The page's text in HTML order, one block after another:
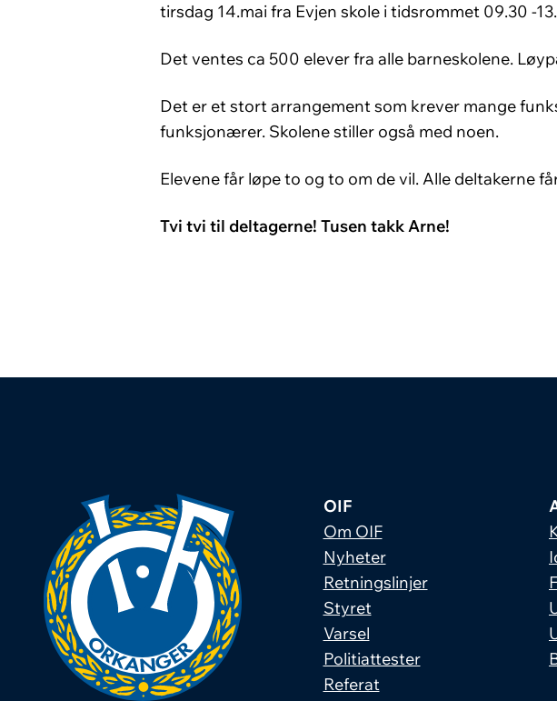
tirsdag 14.mai fra Evjen skole i tidsrommet 09.30 -
Det ventes ca 500 elever fra alle barneskolene.
Det er et stort arrangement som krever mange
funksjonærer. Skolene stiller også med noen.
Elevene får løpe to og to om de vil. Alle deltakerne
Tvi tvi til deltagerne! Tusen takk Arne!
OIF
Om OIF
Nyheter
Retningslinjer
Styret
Varsel
Politiattester
Referat